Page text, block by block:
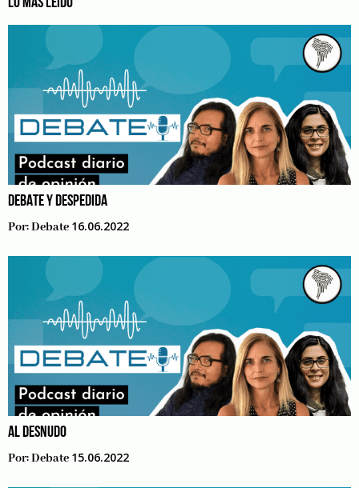
LO MÁS LEÍDO
DEBATE Y DESPEDIDA
Por:Debate 16.06.2022
AL DESNUDO
Por:Debate 15.06.2022